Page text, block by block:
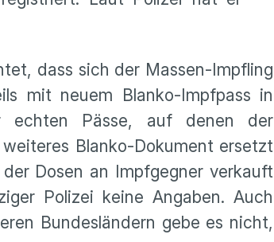
dass sich der Massen-Impfling
mit neuem Blanko-Impfpass in
echten Pässe, auf denen der
Blanko-Dokument ersetzt
Dosen an Impfgegner verkauft
Polizei keine Angaben. Auch
Bundesländern gebe es nicht,